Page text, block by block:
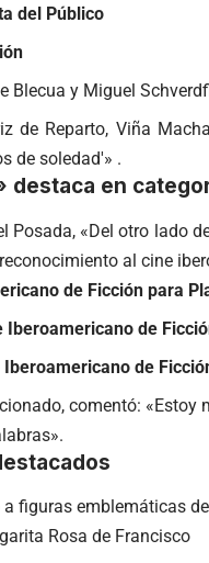
del Público
Blecua y Miguel
de Reparto, Viña
de soledad'» .​
destaca en
Posada, «Del otro lado
al cine
de Ficción para
de
de
comentó:
figuras emblemáticas
Rosa de Francisco​